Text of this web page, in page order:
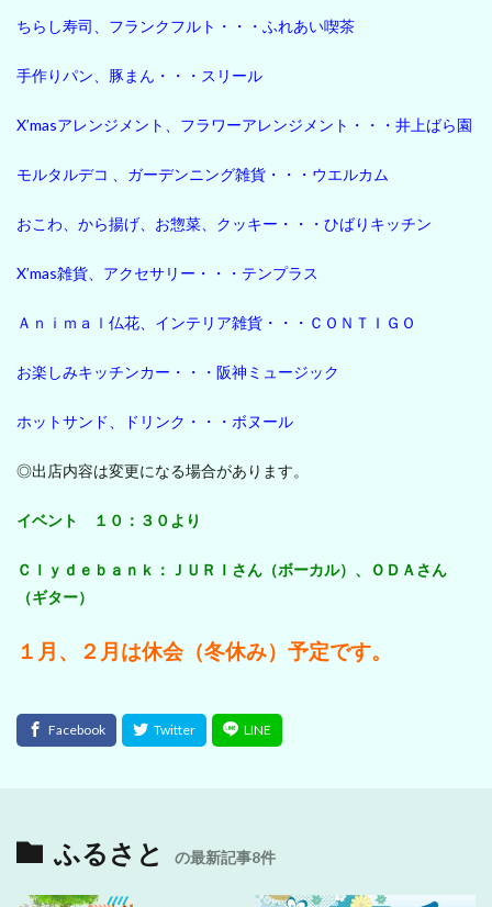
ちらし寿司、フランクフルト・・・ふれあい喫茶
手作りパン、豚まん・・・スリール
X’masアレンジメント、フラワーアレンジメント・・・井上ばら園
モルタルデコ 、ガーデンニング雑貨・・・ウエルカム
おこわ、から揚げ、お惣菜、クッキー・・・ひばりキッチン
X’mas雑貨、アクセサリー・・・テンプラス
Ａｎｉｍａｌ仏花、インテリア雑貨・・・ＣＯＮＴＩＧＯ
お楽しみキッチンカー・・・阪神ミュージック
ホットサンド、ドリンク・・・ボヌール
◎出店内容は変更になる場合があります。
イベント １０：３０より
Ｃｌｙｄｅｂａｎｋ：ＪＵＲＩさん（ボーカル）、ＯＤＡさん
（ギター）
１月、２月は休会（冬休み）予定です。
ふるさと の最新記事8件